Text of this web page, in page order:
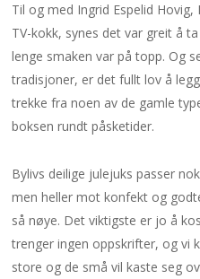
Til og med Ingrid Espelid
TV-kokk, synes det var greit å
lenge smaken var på topp. Og
tradisjoner, er det fullt lov å
trekke fra noen av de gamle
boksen rundt påsketider.
Bylivs deilige julejuks passer
men heller mot konfekt og
så nøye. Det viktigste er jo å
trenger ingen oppskrifter, og vi
store og de små vil kaste seg